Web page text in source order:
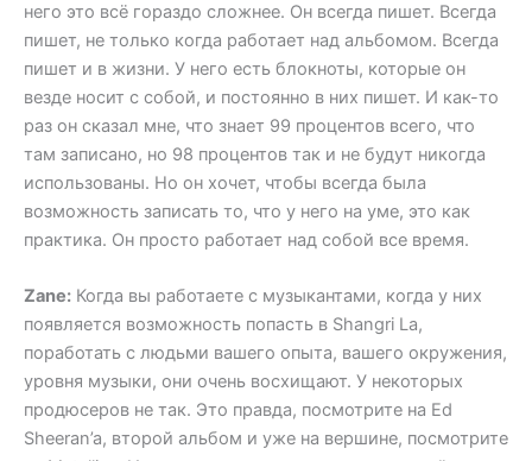
него это всё гораздо сложнее. Он всегда пишет. Всегда
пишет, не только когда работает над альбомом. Всегда
пишет и в жизни. У него есть блокноты, которые он
везде носит с собой, и постоянно в них пишет. И как-то
раз он сказал мне, что знает 99 процентов всего, что
там записано, но 98 процентов так и не будут никогда
использованы. Но он хочет, чтобы всегда была
возможность записать то, что у него на уме, это как
практика. Он просто работает над собой все время.
Zane: Когда вы работаете с музыкантами, когда у них
появляется возможность попасть в Shangri La,
поработать с людьми вашего опыта, вашего окружения,
уровня музыки, они очень восхищают. У некоторых
продюсеров не так. Это правда, посмотрите на Ed
Sheeran’a, второй альбом и уже на вершине, посмотрите